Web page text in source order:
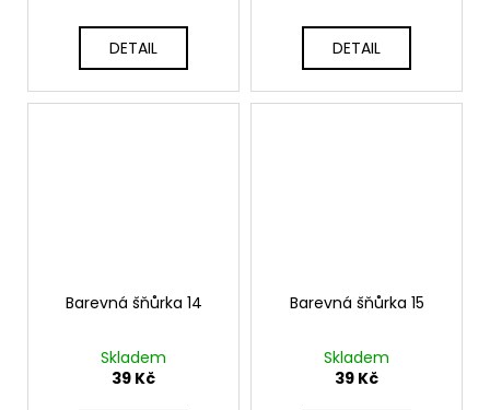
DETAIL DETAIL
Barevná šňůrka 14
Skladem
39 Kč
Barevná šňůrka 15
Skladem
39 Kč